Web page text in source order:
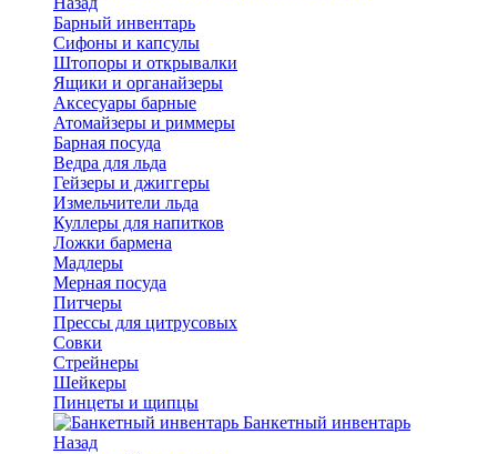
Барный инвентарь
Сифоны и капсулы
Штопоры и открывалки
Ящики и органайзеры
Аксесуары барные
Атомайзеры и риммеры
Барная посуда
Ведра для льда
Гейзеры и джиггеры
Измельчители льда
Куллеры для напитков
Ложки бармена
Мадлеры
Мерная посуда
Питчеры
Прессы для цитрусовых
Совки
Стрейнеры
Шейкеры
Пинцеты и щипцы
Банкетный инвентарь
Назад